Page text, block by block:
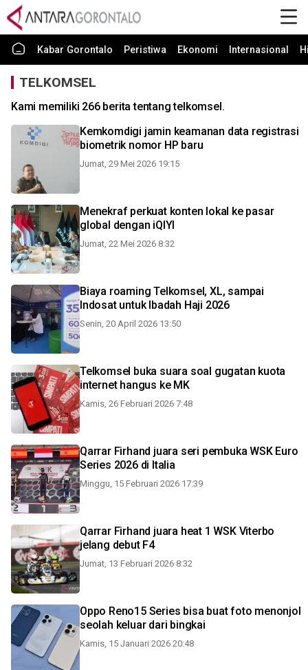
Kabar Gorontalo Peristiwa Ekonomi Internasional
TELKOMSEL
Kami memiliki 266 berita tentang telkomsel.
Kemkomdigi jamin keamanan data registrasi
biometrik nomor HP baru
Jumat, 29 Mei 2026 19:15
Menekraf perkuat konten lokal ke pasar
global dengan iQIYI
Jumat, 22 Mei 2026 8:32
Biaya roaming Telkomsel, XL, sampai
Indosat untuk Ibadah Haji 2026
Senin, 20 April 2026 13:50
Telkomsel buka suara soal gugatan kuota
internet hangus ke MK
Kamis, 26 Februari 2026 7:48
Qarrar Firhand juara seri pembuka WSK Euro
Series 2026 di Italia
Minggu, 15 Februari 2026 17:39
Qarrar Firhand juara heat 1 WSK Viterbo
jelang debut F4
Jumat, 13 Februari 2026 8:32
Oppo Reno15 Series bisa buat foto menonjol
seolah keluar dari bingkai
Kamis, 15 Januari 2026 20:48